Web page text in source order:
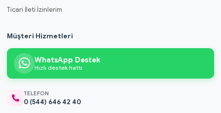
Ticari İleti İzinlerim
Müşteri Hizmetleri
WhatsApp Destek
Hızlı destek hattı
TELEFON
0 (544) 646 42 40